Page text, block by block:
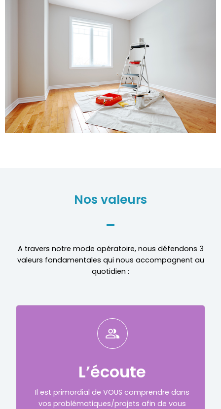
Nos valeurs
A travers notre mode opératoire, nous défendons 3
valeurs fondamentales qui nous accompagnent au
quotidien :
L’écoute
Il est primordial de VOUS comprendre dans
vos problématiques/projets afin de vous